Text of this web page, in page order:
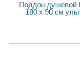
Поддон душевой
180 x 90 см